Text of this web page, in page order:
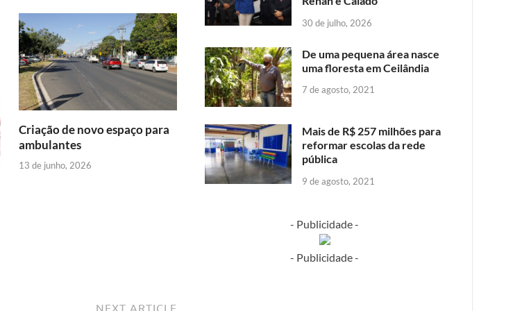
e
n
g
e
r
e
d
I
n
Criação de novo espaço para
ambulantes
13 de junho, 2026
NEXT ARTICLE
30 de julho, 2026
De uma pequena área nasce
uma floresta em Ceilândia
7 de agosto, 2021
Mais de R$ 257 milhões para
reformar escolas da rede
pública
9 de agosto, 2021
- Publicidade -
- Publicidade -